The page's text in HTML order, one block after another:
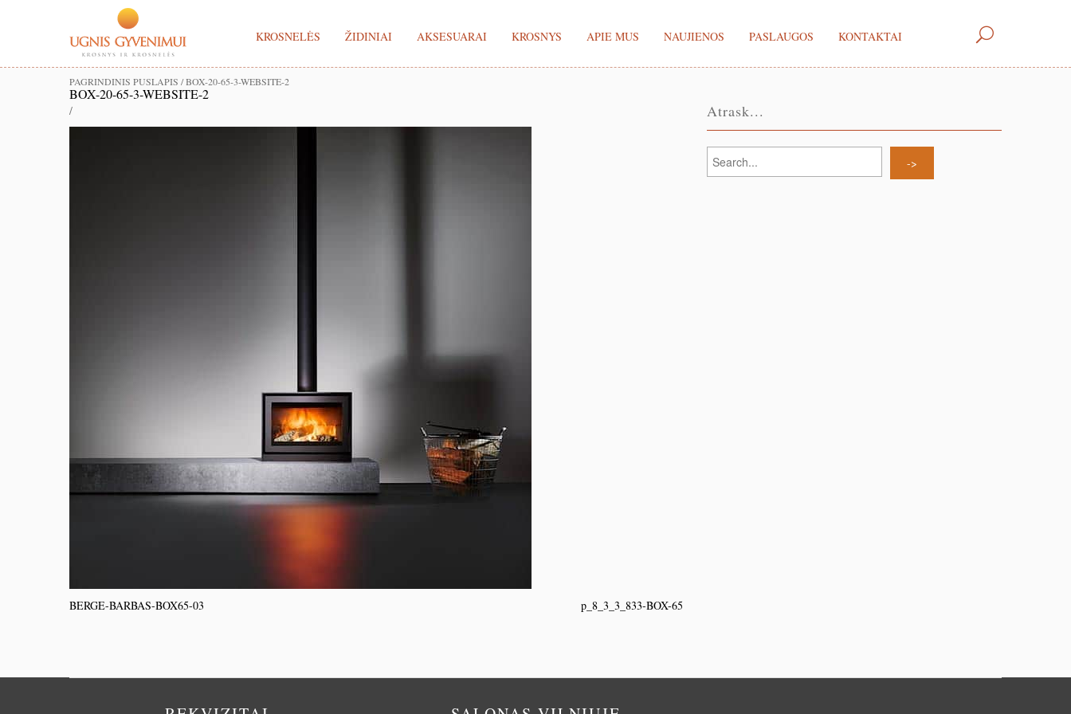
KROSNELĖS ŽIDINIAI AKSESUARAI KROSNYS APIE MUS NAUJIENOS PASLAUGOS KONTAKTAI
PAGRINDINIS PUSLAPIS /BOX-20-65-3-WEBSITE-2
BOX-20-65-3-WEBSITE-2
/
BERGE-BARBAS-BOX65-03 p_8_3_3_833-BOX-65
Atrask...